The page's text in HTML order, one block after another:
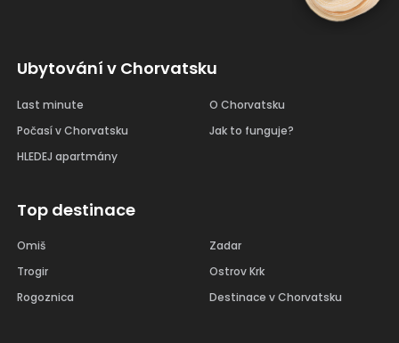
Ubytování v Chorvatsku
Last minute
Počasí v Chorvatsku
HLEDEJ apartmány
O Chorvatsku
Jak to funguje?
Top destinace
Omiš
Trogir
Rogoznica
Zadar
Ostrov Krk
Destinace v Chorvatsku